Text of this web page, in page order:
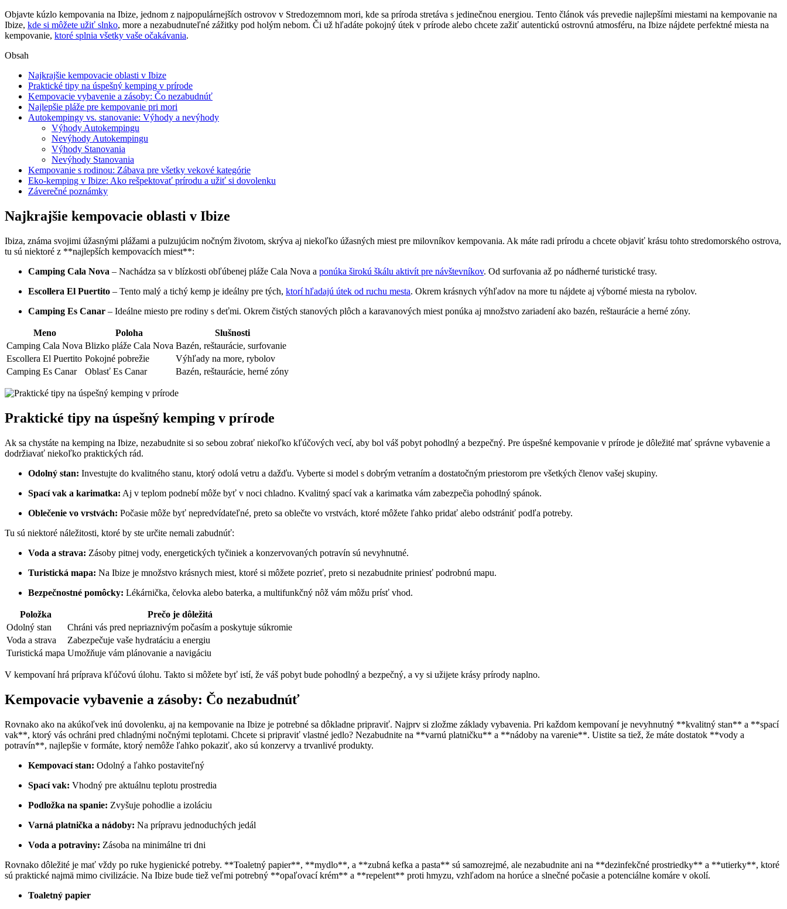
Objavte kúzlo kempovania na Ibize, jednom z najpopulárnejších ostrovov v Stredozemnom mori, kde sa príroda stretáva s jedinečnou energiou. Tento článok vás prevedie najlepšími miestami na kempovanie na
Ibize, kde si môžete užiť slnko, more a nezabudnuteľné zážitky pod holým nebom. Či už hľadáte pokojný útek v prírode alebo chcete zažiť autentickú ostrovnú atmosféru, na Ibize nájdete perfektné miesta na
kempovanie, ktoré splnia všetky vaše očakávania.
Obsah
Najkrajšie kempovacie oblasti v Ibize
Praktické tipy na úspešný kemping v prírode
Kempovacie vybavenie a zásoby: Čo nezabudnúť
Najlepšie pláže pre kempovanie pri mori
Autokempingy vs. stanovanie: Výhody a nevýhody
Výhody Autokempingu
Nevýhody Autokempingu
Výhody Stanovania
Nevýhody Stanovania
Kempovanie s rodinou: Zábava pre všetky vekové kategórie
Eko-kemping v Ibize: Ako rešpektovať prírodu a užiť si dovolenku
Záverečné poznámky
Najkrajšie kempovacie oblasti v Ibize
Ibiza, známa svojimi úžasnými plážami a pulzujúcim nočným životom, skrýva aj niekoľko úžasných miest pre milovníkov kempovania. Ak máte radi prírodu a chcete objaviť krásu tohto stredomorského ostrova,
tu sú niektoré z **najlepších kempovacích miest**:
Camping Cala Nova – Nachádza sa v blízkosti obľúbenej pláže Cala Nova a ponúka širokú škálu aktivít pre návštevníkov. Od surfovania až po nádherné turistické trasy.
Escollera El Puertito – Tento malý a tichý kemp je ideálny pre tých, ktorí hľadajú útek od ruchu mesta. Okrem krásnych výhľadov na more tu nájdete aj výborné miesta na rybolov.
Camping Es Canar – Ideálne miesto pre rodiny s deťmi. Okrem čistých stanových plôch a karavanových miest ponúka aj množstvo zariadení ako bazén, reštaurácie a herné zóny.
Meno Poloha
Slušnosti
Camping Cala Nova Blizko pláže Cala Nova Bazén, reštaurácie, surfovanie
Escollera El Puertito Pokojné pobrežie
Výhľady na more, rybolov
Camping Es Canar
Oblasť Es Canar Bazén, reštaurácie, herné zóny
Praktické tipy na úspešný kemping v prírode
Ak sa chystáte na kemping na Ibize, nezabudnite si so sebou zobrať niekoľko kľúčových vecí, aby bol váš pobyt pohodlný a bezpečný. Pre úspešné kempovanie v prírode je dôležité mať správne vybavenie a
dodržiavať niekoľko praktických rád.
Odolný stan: Investujte do kvalitného stanu, ktorý odolá vetru a dažďu. Vyberte si model s dobrým vetraním a dostatočným priestorom pre všetkých členov vašej skupiny.
Spací vak a karimatka: Aj v teplom podnebí môže byť v noci chladno. Kvalitný spací vak a karimatka vám zabezpečia pohodlný spánok.
Oblečenie vo vrstvách: Počasie môže byť nepredvídateľné, preto sa oblečte vo vrstvách, ktoré môžete ľahko pridať alebo odstrániť podľa potreby.
Tu sú niektoré náležitosti, ktoré by ste určite nemali zabudnúť:
Voda a strava: Zásoby pitnej vody, energetických tyčiniek a konzervovaných potravín sú nevyhnutné.
Turistická mapa: Na Ibize je množstvo krásnych miest, ktoré si môžete pozrieť, preto si nezabudnite priniesť podrobnú mapu.
Bezpečnostné pomôcky: Lékárnička, čelovka alebo baterka, a multifunkčný nôž vám môžu prísť vhod.
Položka
Prečo je dôležitá
Odolný stan
Chráni vás pred nepriaznivým počasím a poskytuje súkromie
Voda a strava
Zabezpečuje vaše hydratáciu a energiu
Turistická mapa Umožňuje vám plánovanie a navigáciu
V kempovaní hrá príprava kľúčovú úlohu. Takto si môžete byť istí, že váš pobyt bude pohodlný a bezpečný, a vy si užijete krásy prírody naplno.
Kempovacie vybavenie a zásoby: Čo nezabudnúť
Rovnako ako na akúkoľvek inú dovolenku, aj na kempovanie na Ibize je potrebné sa dôkladne pripraviť. Najprv si zložme základy vybavenia. Pri každom kempovaní je nevyhnutný **kvalitný stan** a **spací
vak**, ktorý vás ochráni pred chladnými nočnými teplotami. Chcete si pripraviť vlastné jedlo? Nezabudnite na **varnú platničku** a **nádoby na varenie**. Uistite sa tiež, že máte dostatok **vody a
potravín**, najlepšie v formáte, ktorý nemôže ľahko pokaziť, ako sú konzervy a trvanlivé produkty.
Kempovací stan: Odolný a ľahko postaviteľný
Spací vak: Vhodný pre aktuálnu teplotu prostredia
Podložka na spanie: Zvyšuje pohodlie a izoláciu
Varná platnička a nádoby: Na prípravu jednoduchých jedál
Voda a potraviny: Zásoba na minimálne tri dni
Rovnako dôležité je mať vždy po ruke hygienické potreby. **Toaletný papier**, **mydlo**, a **zubná kefka a pasta** sú samozrejmé, ale nezabudnite ani na **dezinfekčné prostriedky** a **utierky**, ktoré
sú praktické najmä mimo civilizácie. Na Ibize bude tiež veľmi potrebný **opaľovací krém** a **repelent** proti hmyzu, vzhľadom na horúce a slnečné počasie a potenciálne komáre v okolí.
Toaletný papier